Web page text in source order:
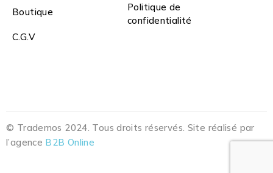
Boutique
Politique de
confidentialité
C.G.V
© Trademos 2024. Tous droits réservés. Site réalisé par
l’agence B2B Online